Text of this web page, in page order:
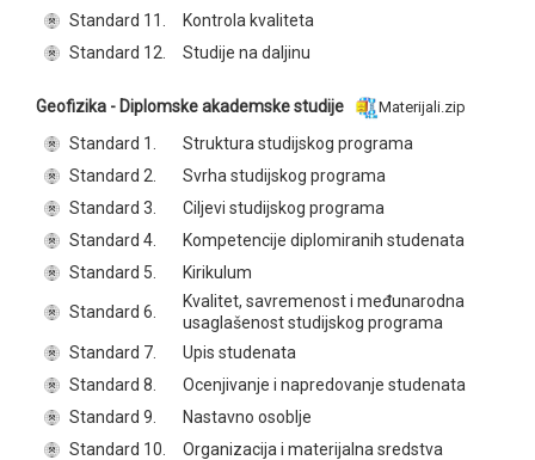
Standard 11.
Kontrola kvaliteta
Standard 12.
Studije na daljinu
Geofizika - Diplomske akademske studije Materijali.zip
Standard 1.
Struktura studijskog programa
Standard 2.
Svrha studijskog programa
Standard 3.
Ciljevi studijskog programa
Standard 4.
Kompetencije diplomiranih studenata
Standard 5.
Kirikulum
Standard 6.
Kvalitet, savremenost i međunarodna
usaglašenost studijskog programa
Standard 7.
Upis studenata
Standard 8.
Ocenjivanje i napredovanje studenata
Standard 9.
Nastavno osoblje
Standard 10.
Organizacija i materijalna sredstva